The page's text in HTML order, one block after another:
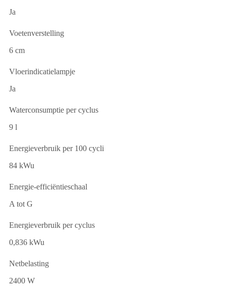
Ja
Voetenverstelling
6 cm
Vloerindicatielampje
Ja
Waterconsumptie per cyclus
9 l
Energieverbruik per 100 cycli
84 kWu
Energie-efficiëntieschaal
A tot G
Energieverbruik per cyclus
0,836 kWu
Netbelasting
2400 W